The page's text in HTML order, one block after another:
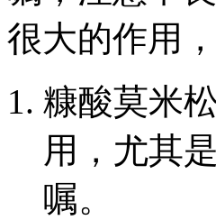
很大的作用
糠酸莫米
用，尤其
嘱。